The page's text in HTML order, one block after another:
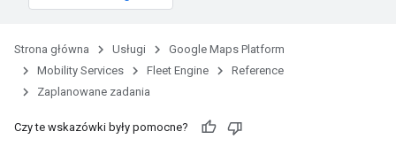
Strona główna Usługi
Google Maps Platform
Mobility Services
Fleet Engine
Reference
Zaplanowane zadania
Czy te wskazówki były pomocne?